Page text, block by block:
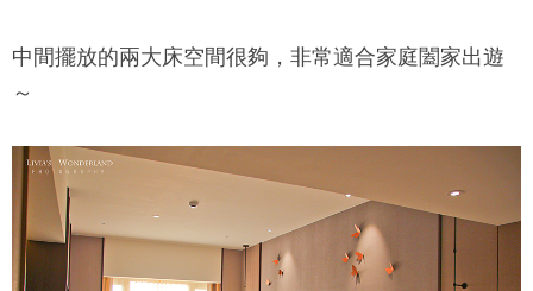
中間擺放的兩大床空間很夠，非常適合家庭闔家出遊
～